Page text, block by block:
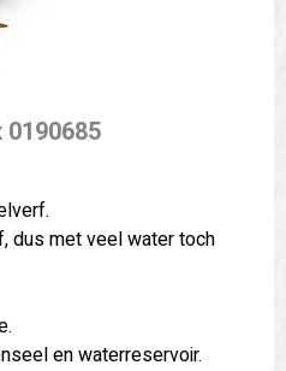
dus met veel water toch
en waterreservoir.